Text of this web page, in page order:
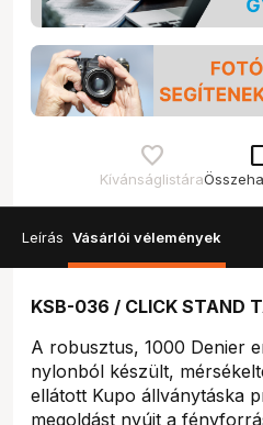
Kívánságlistára
Leírás Vásárlói vélemények
KSB-036 / CLICK STAND
A robusztus, 1000 Denier
nylonból készült,
ellátott Kupo állványtáska
megoldást nyújt a